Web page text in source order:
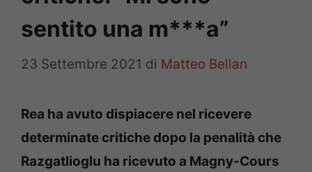
sentito una m***a”
23 Settembre 2021 di Matteo Bellan
Rea ha avuto dispiacere nel ricevere
determinate critiche dopo la penalità che
Razgatlioglu ha ricevuto a Magny-Cours